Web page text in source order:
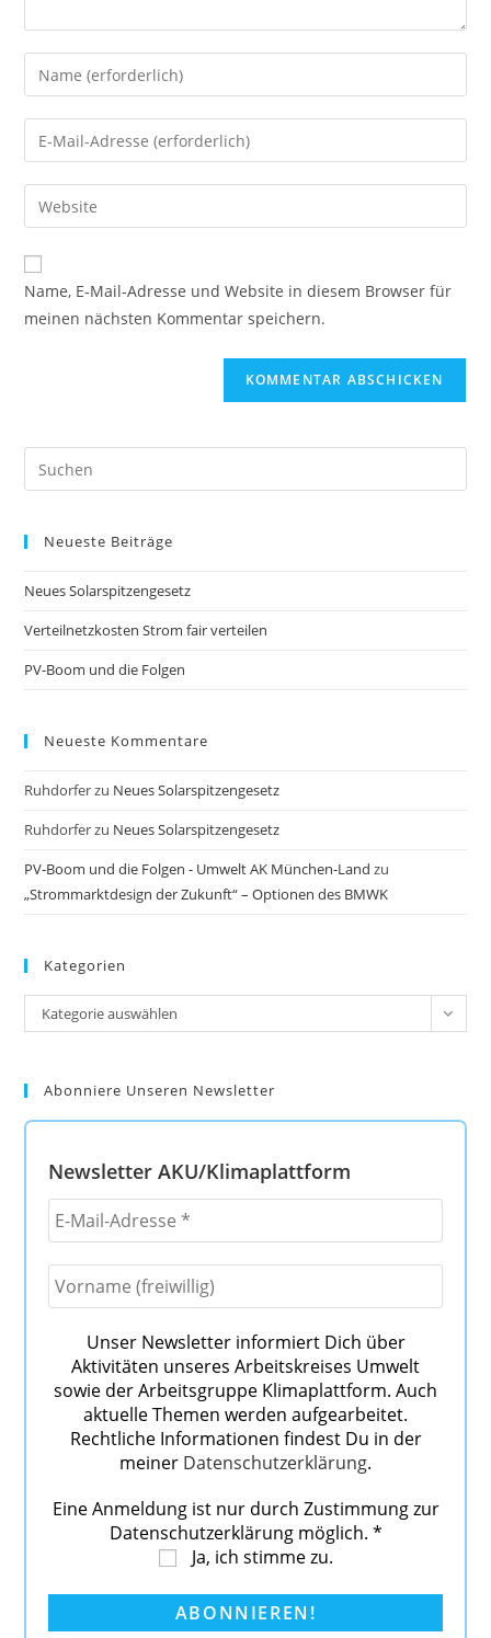
Gib
deinen
Namen
oder
zum
Kommentieren
ein
Gib
deine
E-
Mail-
zum
Kommentieren
ein
Gib
deine
Website-
URL
Name, E-Mail-Adresse und Website in diesem Browser für
meinen nächsten Kommentar speichern.
Neueste Beiträge
Neues Solarspitzengesetz
Verteilnetzkosten Strom fair verteilen
PV-Boom und die Folgen
Neueste Kommentare
Ruhdorferzu Neues Solarspitzengesetz
Ruhdorferzu Neues Solarspitzengesetz
PV-Boom und die Folgen - Umwelt AK München-Land zu
„Strommarktdesign der Zukunft“ – Optionen des BMWK
Kategorien
Kategorien
Kategorie auswählen
Abonniere Unseren Newsletter
Newsletter AKU/Klimaplattform
Unser Newsletter informiert Dich über
Aktivitäten unseres Arbeitskreises Umwelt
sowie der Arbeitsgruppe Klimaplattform. Auch
aktuelle Themen werden aufgearbeitet.
Rechtliche Informationen findest Du in der
meiner Datenschutzerklärung.
Eine Anmeldung ist nur durch Zustimmung zur
Datenschutzerklärung möglich. *
Ja, ich stimme zu.